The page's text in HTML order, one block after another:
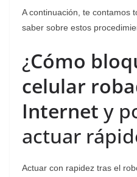
A continuación, te contamos
saber sobre estos
¿Cómo
celular
Internet y
actuar
Actuar con rapidez tras el